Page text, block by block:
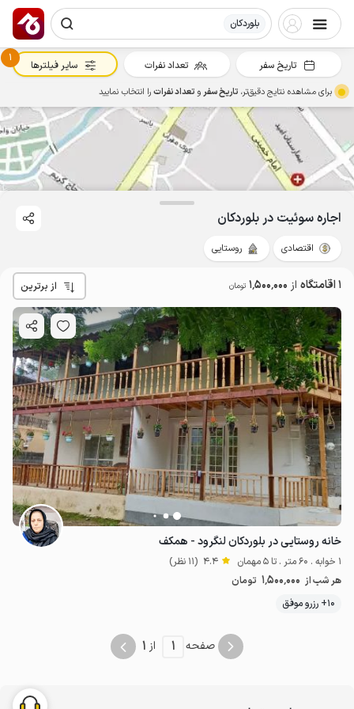
بلوردکان
1.5
4.4
اجاره سوئیت در بلوردکان
اقتصادی روستایی
1 اقامتگاه از 1٬500٬000 تومان از برترین
خانه روستایی در بلوردکان لنگرود - همکف
1 خوابه . 60 متر . تا 5 مهمان 4.4 (11 نظر)
هر شب از 1٬500٬000 تومان
10+ رزرو موفق
صفحه 1 از 1
تاریخ سفر تعداد نفرات
1
سایر فیلترها
برای مشاهده نتایج دقیق‌تر، تاریخ سفرو تعداد نفراترا انتخاب نمایید